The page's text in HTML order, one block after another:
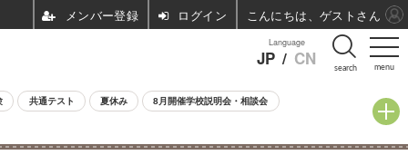
menu
Language
JP / CN search
共通テスト 夏休み 8月開催学校説明会・相談会
ログイン こんにちは、ゲストさん